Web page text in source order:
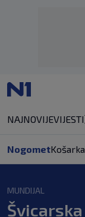
NAJNOVIJEVIJESTI
NogometKošarka
MUNDIJAL